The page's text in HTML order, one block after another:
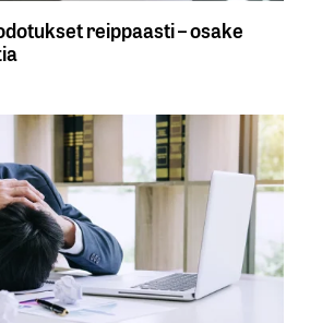
reippaasti – osake